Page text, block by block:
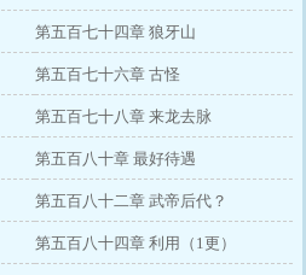
第五百七十四章 狼牙山
第五百七十六章 古怪
第五百七十八章 来龙去脉
第五百八十章 最好待遇
第五百八十二章 武帝后代？
第五百八十四章 利用（1更）